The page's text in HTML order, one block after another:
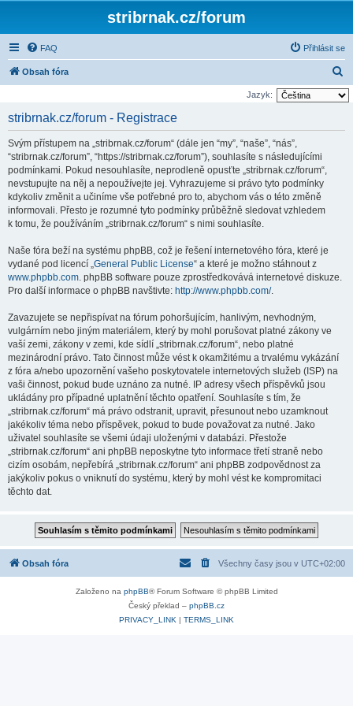
stribrnak.cz/forum
FAQ Přihlásit se
Obsah fóra
l
Jazyk:
stribrnak.cz/forum - Registrace
Svým přístupem na „stribrnak.cz/forum“ (dále jen “my”, “naše”, “nás”,
“stribrnak.cz/forum”, “https://stribrnak.cz/forum”), souhlasíte s následujícími
podmínkami. Pokud nesouhlasíte, neprodleně opusťte „stribrnak.cz/forum“,
nevstupujte na něj a nepoužívejte jej. Vyhrazujeme si právo tyto podmínky
kdykoliv změnit a učiníme vše potřebné pro to, abychom vás o této změně
informovali. Přesto je rozumné tyto podmínky průběžně sledovat vzhledem
k tomu, že používáním „stribrnak.cz/forum“ s nimi souhlasíte.
Naše fóra beží na systému phpBB, což je řešení internetového fóra, které je
vydané pod licencí „General Public License“ a které je možno stáhnout z
www.phpbb.com. phpBB software pouze zprostředkovává internetové diskuze.
Pro další informace o phpBB navštivte: http://www.phpbb.com/.
Zavazujete se nepřispívat na fórum pohoršujícím, hanlivým, nevhodným,
vulgárním nebo jiným materiálem, který by mohl porušovat platné zákony ve
vaší zemi, zákony v zemi, kde sídlí „stribrnak.cz/forum“, nebo platné
mezinárodní právo. Tato činnost může vést k okamžitému a trvalému vykázání
z fóra a/nebo upozornění vašeho poskytovatele internetových služeb (ISP) na
vaši činnost, pokud bude uznáno za nutné. IP adresy všech příspěvků jsou
ukládány pro případné uplatnění těchto opatření. Souhlasíte s tím, že
„stribrnak.cz/forum“ má právo odstranit, upravit, přesunout nebo uzamknout
jakékoliv téma nebo příspěvek, pokud to bude považovat za nutné. Jako
uživatel souhlasíte se všemi údaji uloženými v databázi. Přestože
„stribrnak.cz/forum“ ani phpBB neposkytne tyto informace třetí straně nebo
cizím osobám, nepřebírá „stribrnak.cz/forum“ ani phpBB zodpovědnost za
jakýkoliv pokus o vniknutí do systému, který by mohl vést ke kompromitaci
těchto dat.
Obsah fóra Všechny časy jsou v UTC+02:00
Založeno na phpBB® Forum Software © phpBB Limited
Český překlad – phpBB.cz
PRIVACY_LINK | TERMS_LINK